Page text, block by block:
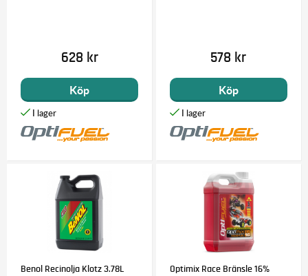
628 kr
Köp
578 kr
Köp
Benol Recinolja Klotz 3.78L
Optimix Race Bränsle 16%